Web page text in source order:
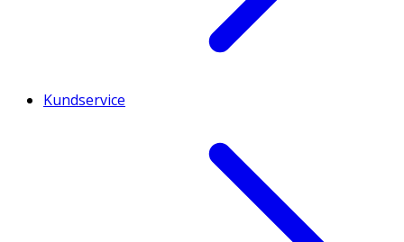
Kundservice